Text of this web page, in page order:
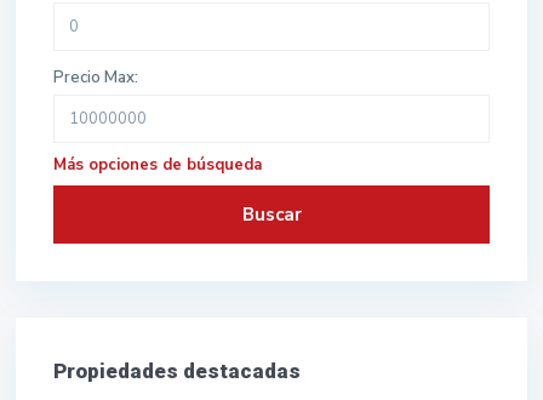
Precio Max:
Más opciones de búsqueda
Buscar
Propiedades destacadas